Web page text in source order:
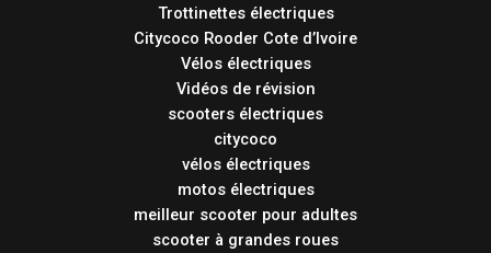
Trottinettes électriques
Citycoco Rooder Cote d’Ivoire
Vélos électriques
Vidéos de révision
scooters électriques
citycoco
vélos électriques
motos électriques
meilleur scooter pour adultes
scooter à grandes roues